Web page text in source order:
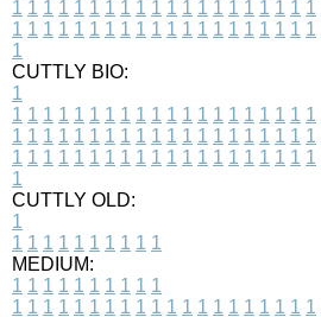
1 1 1 1 1 1 1 1 1 1 1 1 1 1 1 1 1 1 1 1
1 1 1 1 1 1 1 1 1 1 1 1 1 1 1 1 1 1 1 1
1
CUTTLY BIO:
1
1 1 1 1 1 1 1 1 1 1 1 1 1 1 1 1 1 1 1 1
1 1 1 1 1 1 1 1 1 1 1 1 1 1 1 1 1 1 1 1
1 1 1 1 1 1 1 1 1 1 1 1 1 1 1 1 1 1 1 1
1
CUTTLY OLD:
1
1 1 1 1 1 1 1 1 1 1
MEDIUM:
1 1 1 1 1 1 1 1 1 1
1 1 1 1 1 1 1 1 1 1 1 1 1 1 1 1 1 1 1 1